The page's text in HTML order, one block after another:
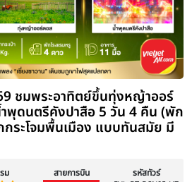
โรงแรม สายการบิน
าติสุวรรณภูมิ - สนามบินนานาชาติออร์โดส เ
หวงเหอ(รวมรถกอล์ฟ) -ออร์ดอส • ออร์ดอ
ต่อฉีOPTION: เกาะเยว่ชา • ตาลาเต่อฉี
ยรูป - ร่วมงานเลี้ยงรอบกองไฟ
าทิตย์ขึ้นที่ทุ่งหญ้า กลับมาพร้อมชิมอาหาร
หลิว – วัดพระโพธิ์สัตว์อุลาน